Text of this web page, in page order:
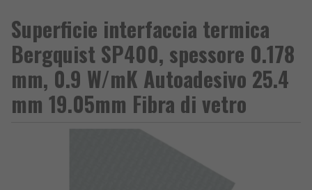
Superficie interfaccia termica
Bergquist SP400, spessore 0.178
mm, 0.9 W/mK Autoadesivo 25.4
mm 19.05mm Fibra di vetro